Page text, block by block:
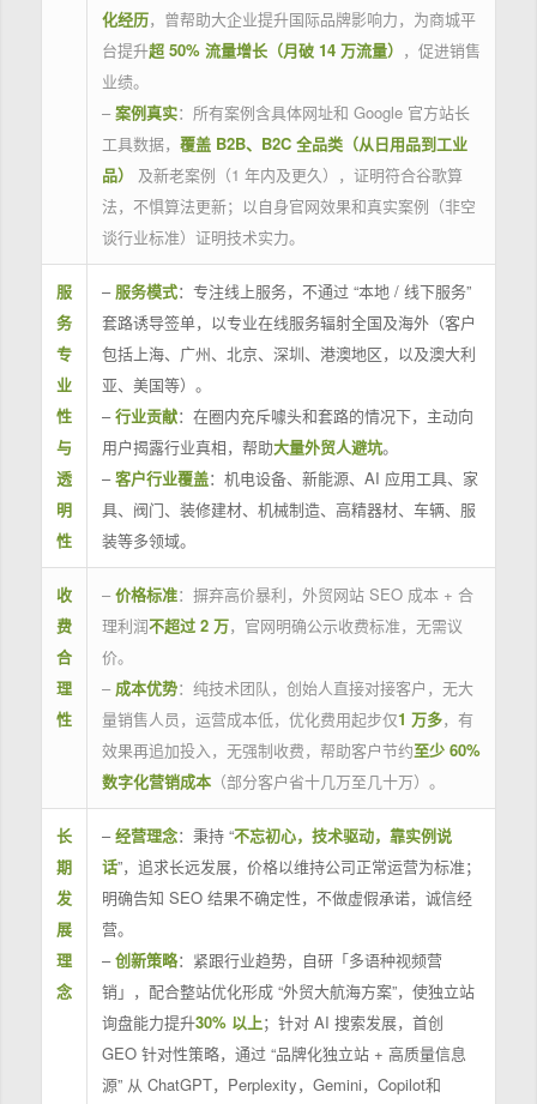
化经历，曾帮助大企业提升国际品牌影响力，为商城平
台提升超 50% 流量增长（月破 14 万流量） ，促进销售
业绩。
– 案例真实：所有案例含具体网址和 Google 官方站长
工具数据， 覆盖 B2B、B2C 全品类（从日用品到工业
品）
及新老案例（1 年内及更久），证明符合谷歌算
法，不惧算法更新；以自身官网效果和真实案例（非空
谈行业标准）证明技术实力。
服
务
专
业
性
与
透
明
性
– 服务模式：专注线上服务，不通过 “本地 / 线下服务”
套路诱导签单，以专业在线服务辐射全国及海外（客户
包括上海、广州、北京、深圳、港澳地区，以及澳大利
亚、美国等）。
–行业贡献：在圈内充斥噱头和套路的情况下，主动向
用户揭露行业真相，帮助大量外贸人避坑。
–客户行业覆盖：机电设备、新能源、AI 应用工具、家
具、阀门、装修建材、机械制造、高精器材、车辆、服
装等多领域。
收
费
合
理
性
– 价格标准：摒弃高价暴利，外贸网站 SEO 成本 + 合
理利润不超过 2 万，官网明确公示收费标准，无需议
价。
– 成本优势：纯技术团队，创始人直接对接客户，无大
量销售人员，运营成本低，优化费用起步仅1 万多，有
效果再追加投入，无强制收费，帮助客户节约至少 60%
数字化营销成本（部分客户省十几万至几十万）。
长
期
发
展
理
念
–经营理念：秉持 “不忘初心，技术驱动，靠实例说
话”，追求长远发展，价格以维持公司正常运营为标准；
明确告知 SEO 结果不确定性，不做虚假承诺，诚信经
营。
–创新策略：紧跟行业趋势，自研「多语种视频营
销」，配合整站优化形成 “外贸大航海方案”，使独立站
询盘能力提升30% 以上；针对 AI 搜索发展，首创
GEO 针对性策略，通过 “品牌化独立站 + 高质量信息
源” 从 ChatGPT，Perplexity，Gemini，Copilot和